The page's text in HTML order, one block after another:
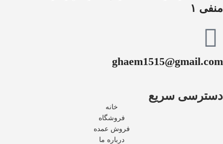
منفی ۱
ghaem1515@gmail.com
دسترسی سریع
خانه
فروشگاه
فروش عمده
درباره ما